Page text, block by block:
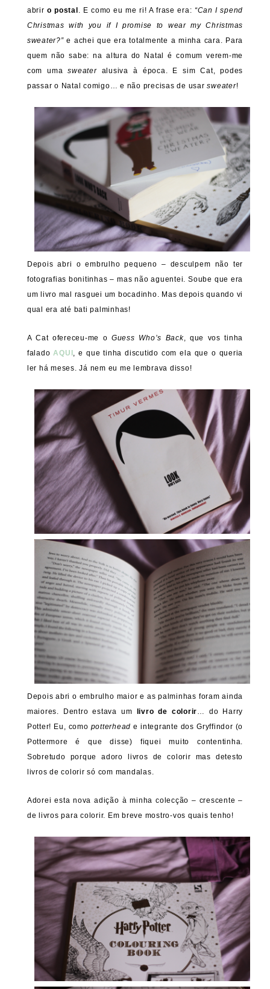
abrir o postal. E como eu me ri! A frase era: “Can I spend
Christmas with you if I promise to wear my Christmas
sweater?”e achei que era totalmente a minha cara. Para
quem não sabe: na altura do Natal é comum verem-me
com umasweater alusiva à época. E sim Cat, podes
passar o Natal comigo… e não precisas de usarsweater!
Depois abri o embrulho pequeno – desculpem não ter
fotografias bonitinhas – mas não aguentei. Soube que era
um livro mal rasguei um bocadinho. Mas depois quando vi
qual era até bati palminhas!
A Cat ofereceu-me o Guess Who’s Back, que vos tinha
falado AQUI , e que tinha discutido com ela que o queria
ler há meses. Já nem eu me lembrava disso!
Depois abri o embrulho maior e as palminhas foram ainda
maiores. Dentro estava um livro de colorir … do Harry
Potter! Eu, como potterhead e integrante dos Gryffindor (o
Pottermore é que disse) fiquei muito contentinha.
Sobretudo porque adoro livros de colorir mas detesto
livros de colorir só com mandalas.
Adorei esta nova adição à minha colecção – crescente –
de livros para colorir. Em breve mostro-vos quais tenho!